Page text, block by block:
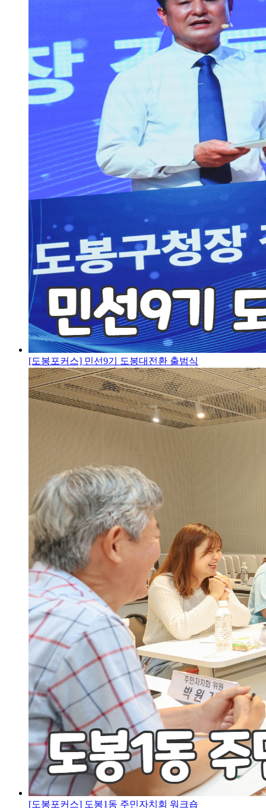
[도봉포커스] 민선9기 도봉대전환 출범식
[도봉포커스] 도봉1동 주민자치회 워크숍